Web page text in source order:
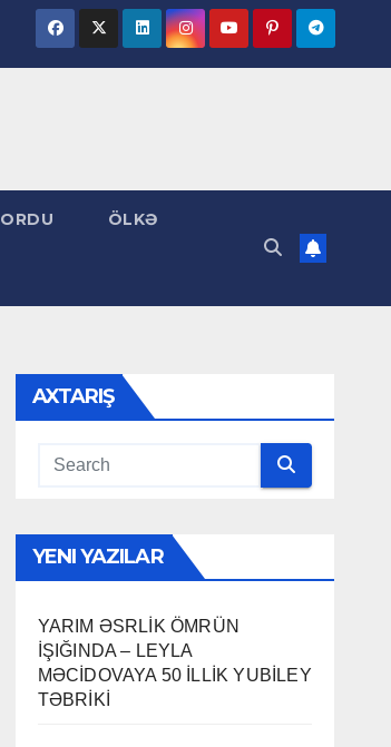
ORDU ÖLKƏ
AXTARIŞ
YENI YAZILAR
YARIM ƏSRLİK ÖMRÜN
İŞIĞINDA – LEYLA
MƏCİDOVAYA 50 İLLİK YUBİLEY
TƏBRİKİ